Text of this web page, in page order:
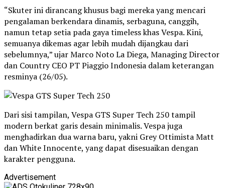
“Skuter ini dirancang khusus bagi mereka yang mencari
pengalaman berkendara dinamis, serbaguna, canggih,
namun tetap setia pada gaya timeless khas Vespa. Kini,
semuanya dikemas agar lebih mudah dijangkau dari
sebelumnya,” ujar Marco Noto La Diega, Managing Director
dan Country CEO PT Piaggio Indonesia dalam keterangan
resminya (26/05).
Dari sisi tampilan, Vespa GTS Super Tech 250 tampil
modern berkat garis desain minimalis. Vespa juga
menghadirkan dua warna baru, yakni Grey Ottimista Matt
dan White Innocente, yang dapat disesuaikan dengan
karakter pengguna.
Advertisement